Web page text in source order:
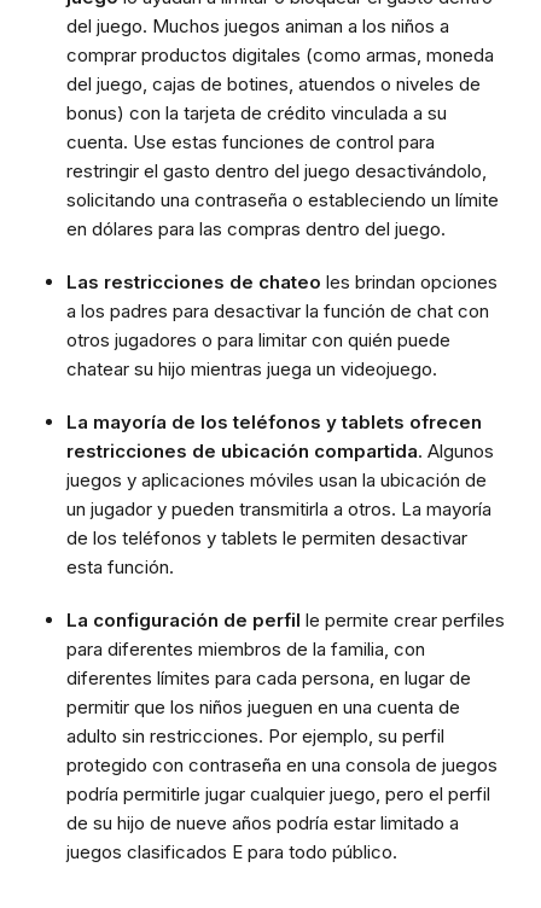
del juego. Muchos juegos animan a los niños a
comprar productos digitales (como armas, moneda
del juego, cajas de botines, atuendos o niveles de
bonus) con la tarjeta de crédito vinculada a su
cuenta. Use estas funciones de control para
restringir el gasto dentro del juego desactivándolo,
solicitando una contraseña o estableciendo un límite
en dólares para las compras dentro del juego.
Las restricciones de chateo les brindan opciones
a los padres para desactivar la función de chat con
otros jugadores o para limitar con quién puede
chatear su hijo mientras juega un videojuego.
La mayoría de los teléfonos y tablets ofrecen
restricciones de ubicación compartida. Algunos
juegos y aplicaciones móviles usan la ubicación de
un jugador y pueden transmitirla a otros. La mayoría
de los teléfonos y tablets le permiten desactivar
esta función.
La configuración de perfil le permite crear perfiles
para diferentes miembros de la familia, con
diferentes límites para cada persona, en lugar de
permitir que los niños jueguen en una cuenta de
adulto sin restricciones. Por ejemplo, su perfil
protegido con contraseña en una consola de juegos
podría permitirle jugar cualquier juego, pero el perfil
de su hijo de nueve años podría estar limitado a
juegos clasificados E para todo público.